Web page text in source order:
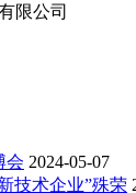
限公司
会 2024-05-07
技术企业”殊荣